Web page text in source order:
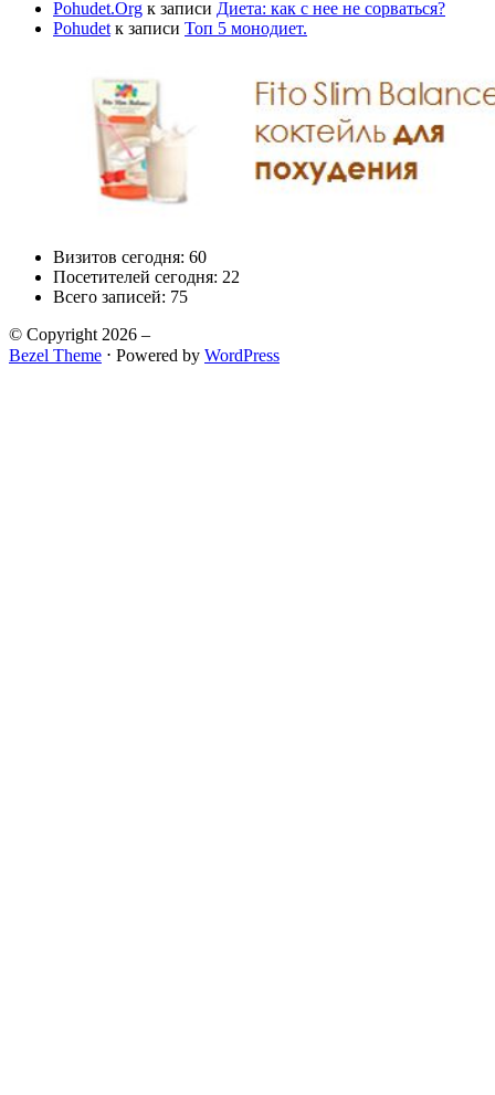
Pohudet.Org к записи Диета: как с нее не сорваться?
Pohudet к записи Топ 5 монодиет.
Визитов сегодня: 60
Посетителей сегодня: 22
Всего записей: 75
© Copyright 2026 –
Bezel Theme ⋅ Powered by WordPress